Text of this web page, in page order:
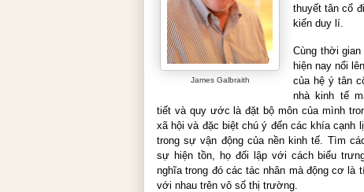
James Galbraith
thuyếttân cổ
kiến duy lí.
Cùng thời
hiện nay nổi
của hệ ýtân
nhà kinh tế
tiết và quy ước là đặt bộ môn của mình
xã hội và đặc biệt chú ý đến các khía cạnh
trong sự vận động của nền kinh tế. Tìm
sự hiện tồn, họ đối lập với cách biểu
nghĩa trong đó các tác nhân mà động cơ là
với nhau trên vô số thị trường.